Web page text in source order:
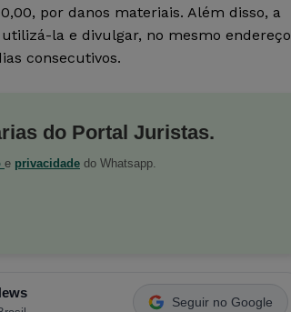
por danos materiais. Além disso, a
la e divulgar, no mesmo endereço
consecutivos.
do Portal Juristas.
e privacidade do Whatsapp.
Seguir no Google